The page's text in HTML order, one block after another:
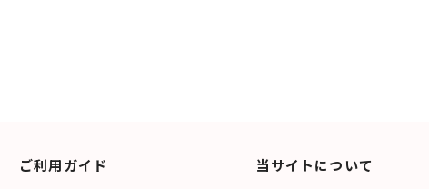
ご利用ガイド 当サイトについて